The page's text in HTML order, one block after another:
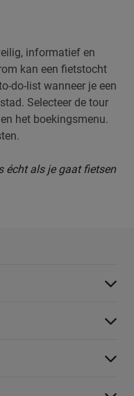
informatief en
kan een fietstocht
do-list wanneer je een
Selecteer de tour
het boekingsmenu.
écht als je gaat fietsen